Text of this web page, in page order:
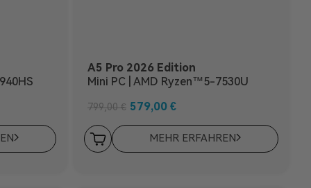
A5 Pro 2026 Edition
Mini PC | AMD Ryzen™5-7530U
799,00€ 579,00 €
MEHR ERFAHREN